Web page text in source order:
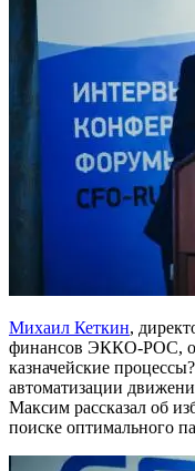
Михаил Кеткин,
финансов ЭККО-РОС,
казначейские
автоматизации
Максим рассказал об
поиске оптимального